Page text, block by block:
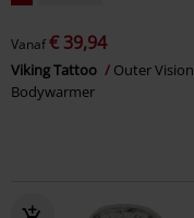
Vanaf€ 39,94
Viking Tattoo
Outer Vision
Bodywarmer